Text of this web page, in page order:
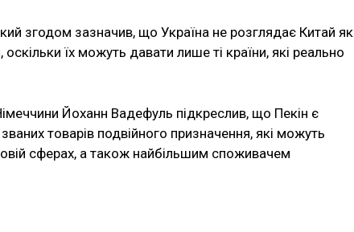
згодом зазначив, що Україна не розглядає Китай як
їх можуть давати лише ті країни, які реально
Йоханн Вадефуль підкреслив, що Пекін є
товарів подвійного призначення, які можуть
сферах, а також найбільшим споживачем